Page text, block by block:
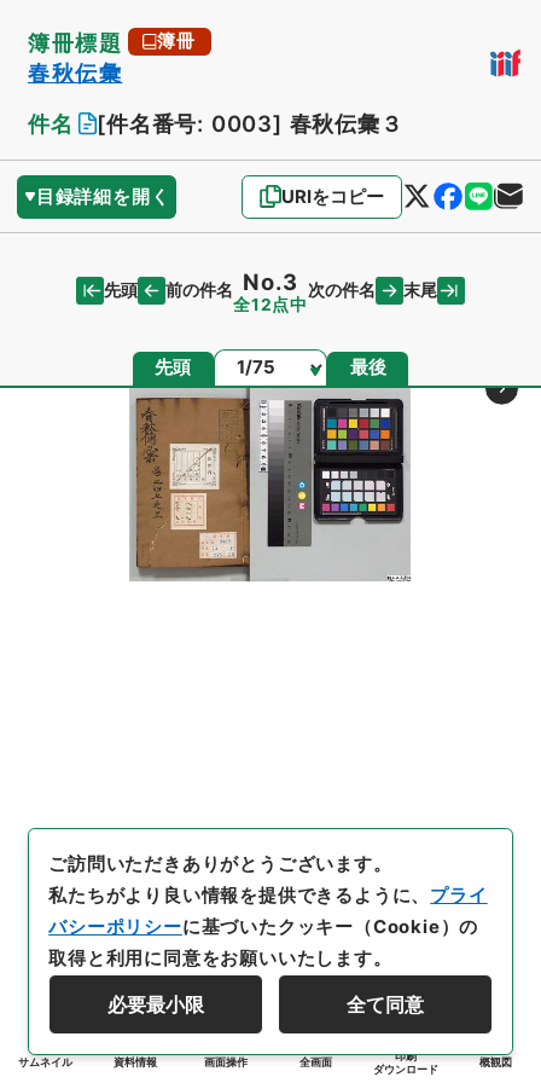
簿冊標題 簿冊
春秋伝彙
件名
[件名番号: 0003] 春秋伝彙３
目録詳細を開く URIをコピー
先頭 前の件名 No.3
全12点中
次の件名 末尾
先頭 ページ 最後
サムネイル 資料情報 画面操作 全画面
印刷
ダウンロード
概観図
ご訪問いただきありがとうございます。
私たちがより良い情報を提供できるように、 プライ
バシーポリシーに基づいたクッキー（Cookie）の
取得と利用に同意をお願いいたします。
必要最小限 全て同意